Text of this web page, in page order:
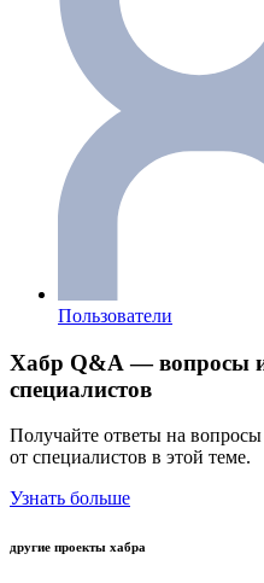
Пользователи
Хабр Q&A — вопросы
специалистов
Получайте ответы на
от специалистов в этой теме.
Узнать больше
другие проекты хабра